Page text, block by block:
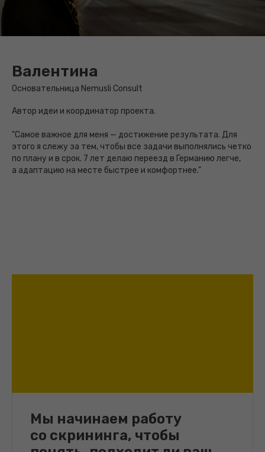
Валентина
Основательница Nemusli Consult
Автор идеи и координатор проекта.
"Самое важное для меня — достижение результата. Для
этого я слежу за тем, чтобы все задачи выполнялись четко
по плану и в срок. 7 лет делаю переезд в Германию легче,
а адаптацию на месте быстрее и комфортнее."
Мы начинаем работу
со скрининга, чтобы